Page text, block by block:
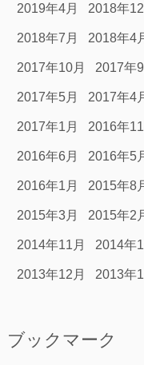
2019年4月 2018年12
2018年7月 2018年4
2017年10月 2017年9
2017年5月 2017年4
2017年1月 2016年11
2016年6月 2016年5
2016年1月 2015年8
2015年3月 2015年2
2014年11月 2014年
2013年12月 2013年
ブックマーク